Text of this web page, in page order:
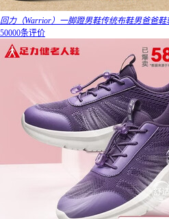
回力（Warrior）一脚蹬男鞋传统布鞋男爸爸
50000条评价